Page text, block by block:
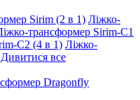
Sirim (2 в 1) Ліжко-
трансформер Sirim-C1
C2 (4 в 1) Ліжко-
Дивитися все
Dragonfly